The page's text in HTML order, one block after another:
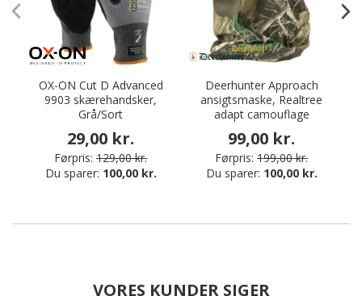
OX-ON Cut D Advanced
9903 skærehandsker,
Grå/Sort
29,00 kr.
Førpris: 129,00 kr.
Du sparer: 100,00 kr.
Deerhunter Approach
ansigtsmaske, Realtree
adapt camouflage
99,00 kr.
Førpris: 199,00 kr.
Du sparer: 100,00 kr.
VORES KUNDER SIGER